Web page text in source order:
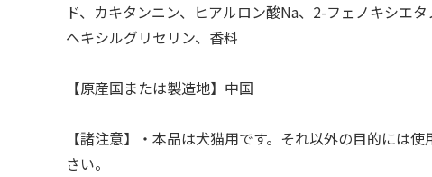
ド、カキタンニン、ヒアルロン酸Na、2-フェノキシエ
へキシルグリセリン、香料
【原産国または製造地】中国
【諸注意】・本品は犬猫用です。それ以外の目的には
さい。